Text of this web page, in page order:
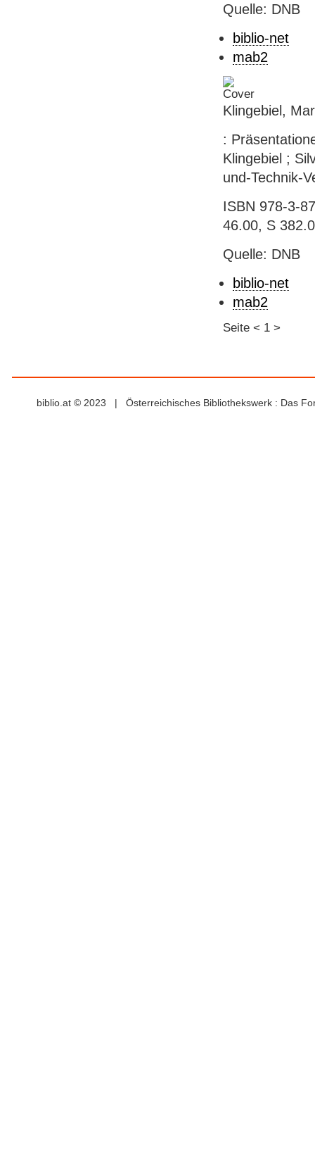
Quelle: DNB
biblio-net
mab2
Klingebiel,
:
Klingebiel ;
und-Technik-
ISBN 978-3-
46.00, S
Quelle: DNB
biblio-net
mab2
Seite < 1 >
biblio.at © 2023 | Österreichisches Bibliothekswerk : Das